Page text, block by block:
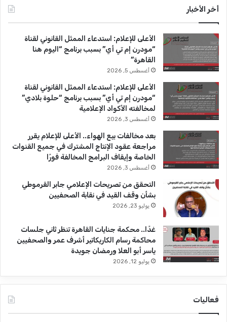
س
و
ك
T
u
b
e
ق
ا
م
أخر الأخبار
الأعلى للإعلام: استدعاء الممثل القانوني لقناة
“مودرن إم تي أي” بسبب برنامج “اليوم هنا
القاهرة”
أغسطس 5, 2026
الأعلى للإعلام: استدعاء الممثل القانوني لقناة
“مودرن إم تي أي” بسبب برنامج “حلوة بلادي”
لمخالفته الأكواد الإعلامية
أغسطس 3, 2026
بعد مخالفات بيع الهواء.. الأعلى للإعلام يقرر
مراجعة عقود الإنتاج المشترك في جميع القنوات
الخاصة وإيقاف البرامج المخالفة فورًا
أغسطس 3, 2026
التحقق من تصريحات الإعلامي جابر القرموطي
بشأن وقف القيد في نقابة الصحفيين
يوليو 23, 2026
غدًا.. محكمة جنايات القاهرة تنظر ثاني جلسات
محاكمة رسام الكاريكاتير أشرف عمر والصحفيين
ياسر أبو العلا ورمضان جويدة
يوليو 12, 2026
فعاليات